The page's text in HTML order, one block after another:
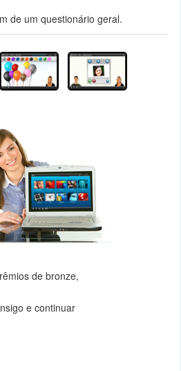
de um questionário geral.
de bronze,
e continuar